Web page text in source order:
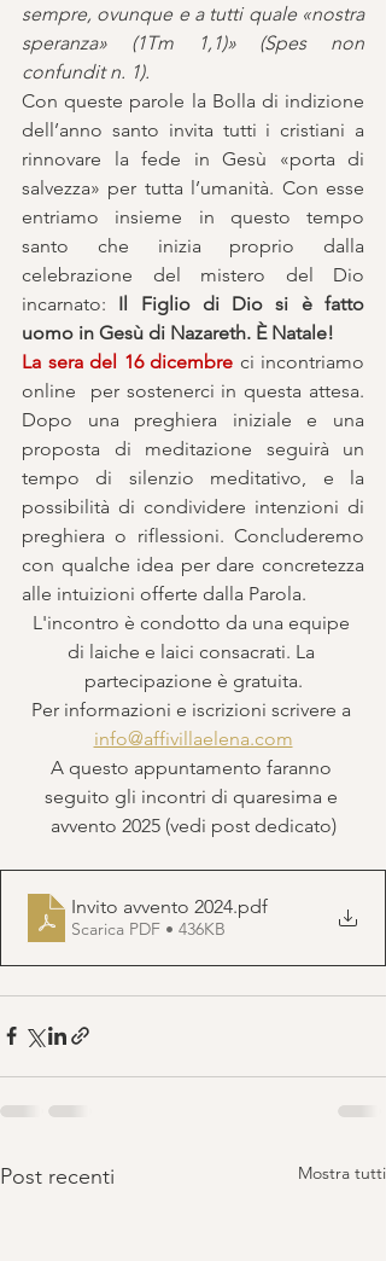
sempre, ovunque e a tutti quale «nostra
speranza» (1Tm 1,1)» (Spes non
confundit n. 1).
Con queste parole la Bolla di indizione
dell’anno santo invita tutti i cristiani a
rinnovare la fede in Gesù «porta di
salvezza» per tutta l’umanità. Con esse
entriamo insieme in questo tempo
santo che inizia proprio dalla
celebrazione del mistero del Dio
incarnato: Il Figlio di Dio si è fatto
uomo in Gesù di Nazareth. È Natale!
La sera del 16 dicembre ci incontriamo
online  per sostenerci in questa attesa.
Dopo una preghiera iniziale e una
proposta di meditazione seguirà un
tempo di silenzio meditativo, e la
possibilità di condividere intenzioni di
preghiera o riflessioni. Concluderemo
con qualche idea per dare concretezza
alle intuizioni offerte dalla Parola.
L'incontro è condotto da una equipe
di laiche e laici consacrati. La
partecipazione è gratuita.
Per informazioni e iscrizioni scrivere a
info@affivillaelena.com
A questo appuntamento faranno
seguito gli incontri di quaresima e
avvento 2025 (vedi post dedicato)
Invito avvento 2024.pdf
Scarica PDF • 436KB
Post recenti Mostra tutti